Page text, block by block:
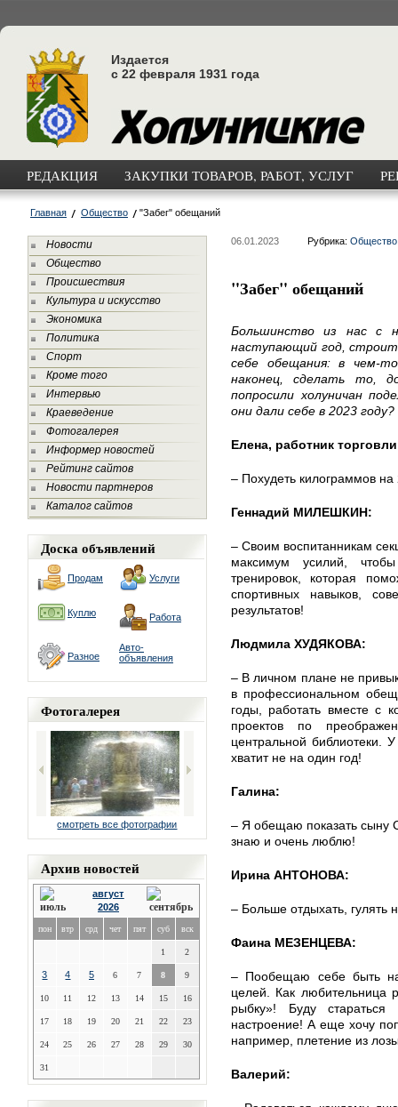
Издается
с 22 февраля 1931 года
РЕДАКЦИЯ ЗАКУПКИ ТОВАРОВ, РАБОТ, УСЛУГ
Главная Общество "Забег" обещаний
Новости
Общество
Происшествия
Культура и искусство
Экономика
Политика
Спорт
Кроме того
Интервью
Краеведение
Фотогалерея
Информер новостей
Рейтинг сайтов
Новости партнеров
Каталог сайтов
Доска объявлений
Продам Услуги
Куплю Работа
Разное
Авто-
объявления
Фотогалерея
смотреть все фотографии
Архив новостей
август
2026
пон втр срд чет пят суб вск
1 2
3 4 5 6 7 8 9
10 11 12 13 14 15 16
17 18 19 20 21 22 23
24 25 26 27 28 29 30
31
06.01.2023 Рубрика: Общество
"Забег" обещаний
Большинство из нас с
наступающий год,
себе обещания: в чем-
наконец, сделать то,
попросили холуничан
они дали себе в 2023 году?
Елена, работник
– Похудеть килограммов на
Геннадий МИЛЕШКИН:
– Своим воспитанникам
максимум усилий,
тренировок, которая
спортивных навыков,
результатов!
Людмила ХУДЯКОВА:
– В личном плане не
в профессиональном
годы, работать вместе с
проектов по
центральной библиотеки.
хватит не на один год!
Галина:
– Я обещаю показать сыну
знаю и очень люблю!
Ирина АНТОНОВА:
– Больше отдыхать, гулять
Фаина МЕЗЕНЦЕВА:
– Пообещаю себе быть
целей. Как любительница
рыбку»! Буду стараться
настроение! А еще хочу
например, плетение из
Валерий: